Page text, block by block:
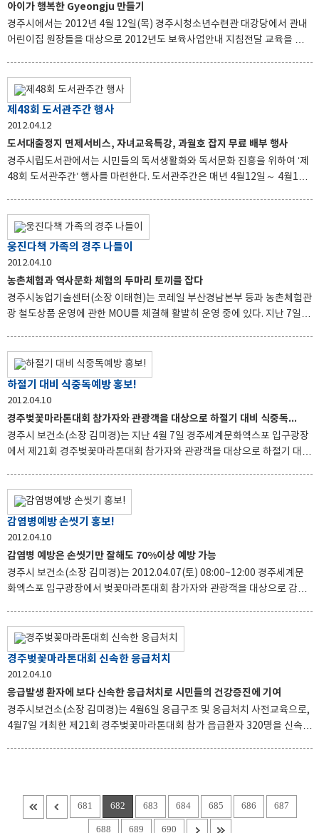
을 해나갈 것을 다짐하였다. 이 날 함께 참석한 박현숙 평생학습센터소장은
다문화가정 모두가 각자의 생활에 바쁜데도 불구하고 봉사활동에 적극
아이가 행복한 Gyeongju 만들기
경주시에서는 2012년 4월 12일(목) 경주시청소년수련관 대강당에서 관내
어린이집 원장들을 대상으로 2012년도 보육사업안내 지침전달 교육을 실
220여명이 참석하여 성황리에 개최되었다. 이번 교육은 경상북도 보육정보
센터 김현익 센터장의 ‘2012년 보육사업안내 지침 전달 교육’으로 달라진 보
육 지침을 숙지하여 어린이집 운영의 질적 수준을 높일 수 있는 기회가 되었
교수의 ‘아동폭력예방교육’을 함께 실시하여 더욱 알찬 교육이 되었다. 행사
에 참석한 최병종 시민생활국장은“어렵고 힘든 보육사업이
제48회 도서관주간 행사
2012.04.12
도서대출정지 면제서비스, 자녀교육특강, 과월호 잡지 무료 배부 행사
경주시립도서관에서는 시민들의 독서생활화와 독서문화 진흥을 위하여 ‘제
48회 도서관주간’ 행사를 마련한다. 도서관주간은 매년 4월12일～ 4월18
출정지 면제서비스, 자녀교육특강, 과월호 잡지 무료 배부 행사를 진행한다.
도서대출정지 면제서비스는 대출도서의 반납연체로 인해 대출이 정지된 회
원이 도서관주간 행사기간 동안 대출할 경우 정상회원으로 환원하여 대출이
반시민을 대상으로 4월 12일 10시 시립도서관 본관에서 권현숙(동화연구
가)선생님의 “ 우리아이 지능을 높여주는 창의적인 책
웅진다책 가족의 경주 나들이
2012.04.10
농촌체험과 역사문화 체험의 두마리 토끼를 잡다
경주시농업기술센터(소장 이태현)는 코레일 부산경남본부 등과 농촌체험관
광 철도상품 운영에 관한 MOU를 체결해 활발히 운영 중에 있다. 지난 7일 웅
터에서 육성하여 운영 중인 양북 범곡 범실농촌휴양마을에서 고사리 손으로
엄마와 함께 맷돌에 콩을 넣어 갈고 손두부를 만들어 시골밥상과 함께 먹는
오감만족 체험을 하였다. 오후에는 신라 화랑들이 대왕암 참배를 위해 넘나
통헬스인 떡메치기 체험을 하였다. 또한 범실마을 인근의 감은사지, 문무대
왕암을 탐방하면서 선조들의 호국정신을 배우는
하절기 대비 식중독예방 홍보!
2012.04.10
경주벚꽃마라톤대회 참가자와 관광객을 대상으로 하절기 대비 식중독 예방 홍
경주시 보건소(소장 김미경)는 지난 4월 7일 경주세계문화엑스포 입구광장
에서 제21회 경주벚꽃마라톤대회 참가자와 관광객을 대상으로 하절기 대비
보물(물티슈, 파일, 전단지 등)을 나누어주면서 하절기 식중독예방에 따른
식품의 취급요령 및 식중독예방 3대요령을 홍보하였으며, 행사장내를 돌면
서 켐페인을 실시한바 있다. 하절기 식중독예방 홍보 켐페인 행사를 추진하
도록 식중독예방에 따른 실천사항을 다시한번 강조하였다.
감염병예방 손씻기 홍보!
2012.04.10
감염병 예방은 손씻기만 잘해도 70%이상 예방 가능
경주시 보건소(소장 김미경)는 2012.04.07(토) 08:00~12:00 경주세계문
화엑스포 입구광장에서 벚꽃마라톤대회 참가자와 관광객을 대상으로 감염
원봉사자 등 20여명이 참석자들에게 물티슈, 손세척제, 콘돔, 에이즈예방 리
플랫 등의 홍보물을 참가자들에게 나누어 주면서 에이즈 예방의 심각성에
대한 홍보와 상담을 실시하였다 이번 행사를 통해 에이즈의 폐해에 대한 경
을 주지 시키고 오늘부터 손씻기 습관 “꼭꼭” 실천할 것을 당부하였다
경주벚꽃마라톤대회 신속한 응급처치
2012.04.10
응급발생 환자에 보다 신속한 응급처치로 시민들의 건강증진에 기여
경주시보건소(소장 김미경)는 4월6일 응급구조 및 응급처치 사전교육으로,
4월7일 개최한 제21회 경주벚꽃마라톤대회 참가 읍급환자 320명을 신속하
료지원 인력의 응급환자 발생시, 신속하고 능동적인 대응능력을 향상시키
고, 동원장비, 의약품 등 마라톤대회 행사지원 사전준비에 철저를 기했으며,
681 682 683 684 685 686 687
688 689 690